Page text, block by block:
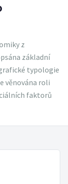
z
základní
typologie
věnována roli
faktorů